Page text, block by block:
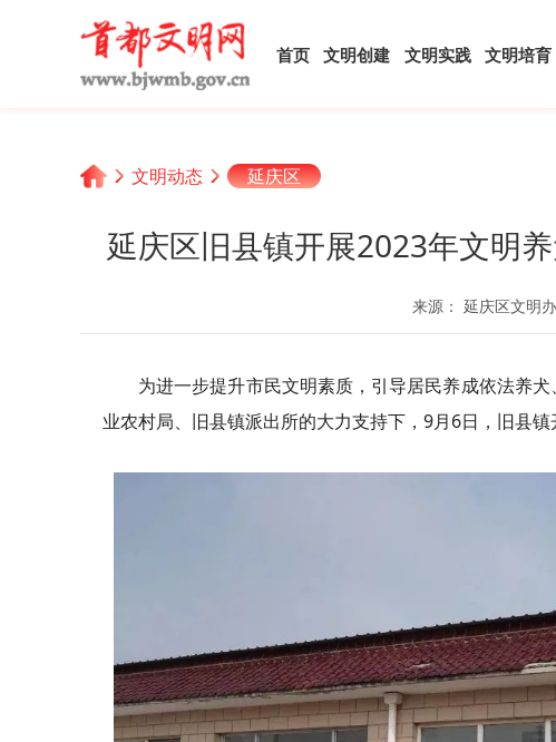
首页 文明创建 文明实践 文明培育
文明动态 延庆区
延庆区旧县镇开展2023年文明
来源： 延庆区文明办
为进一步提升市民文明素质，引导居民养成依法养
业农村局、旧县镇派出所的大力支持下，9月6日，旧县镇